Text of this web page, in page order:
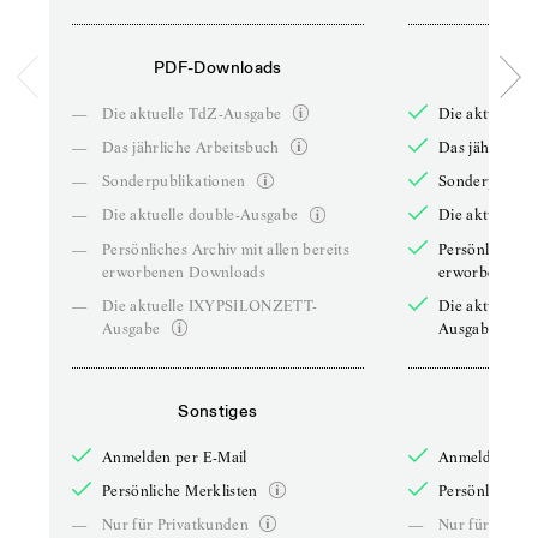
PDF-Downloads
—
Die aktuelle TdZ-Ausgabe
—
Das jährliche Arbeitsbuch
—
Sonderpublikationen
—
Die aktuelle double-Ausgabe
—
Persönliches Archiv mit allen bereits
erworbenen Downloads
—
Die aktuelle IXYPSILONZETT-
Ausgabe
Sonstiges
Anmelden per E-Mail
Persönliche Merklisten
—
Nur für Privatkunden
Die aktuelle
Das jährliche
Die aktuelle
Persönliches
erworbenen
Die aktuelle
Ausgabe
Anmelden
Persönliche
—
Nur für